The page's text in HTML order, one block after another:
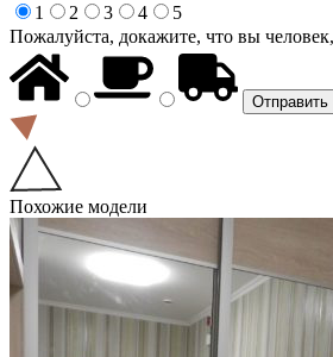
1
2 3 4
5
Пожалуйста, докажите, что вы
Похожие модели